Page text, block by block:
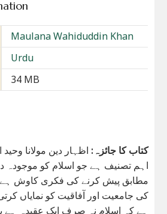
Maulana Wahiduddin Khan
Urdu
34 MB
کتاب کا جائزہ: اظہار دین مولانا
اہم تصنیف ہے جو اسلام کو موجودہ
مطابق پیش کرنے کی فکری کاوش
کی جامعیت اور آفاقیت کو نمایاں
ہے کہ اسلام نہ صرف ایک عقیدہ ہے